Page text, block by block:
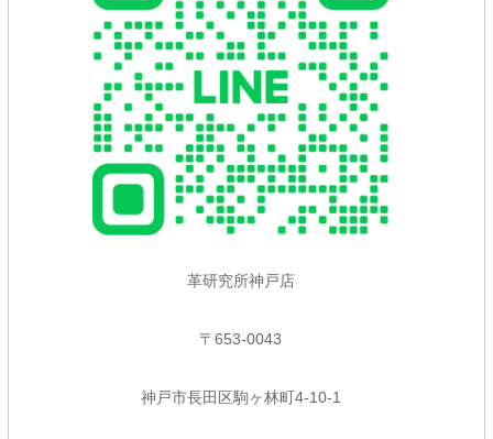
革研究所神戸店
〒653-0043
神戸市長田区駒ヶ林町4-10-1